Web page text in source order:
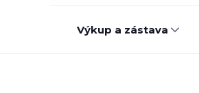
Výkup a zástava